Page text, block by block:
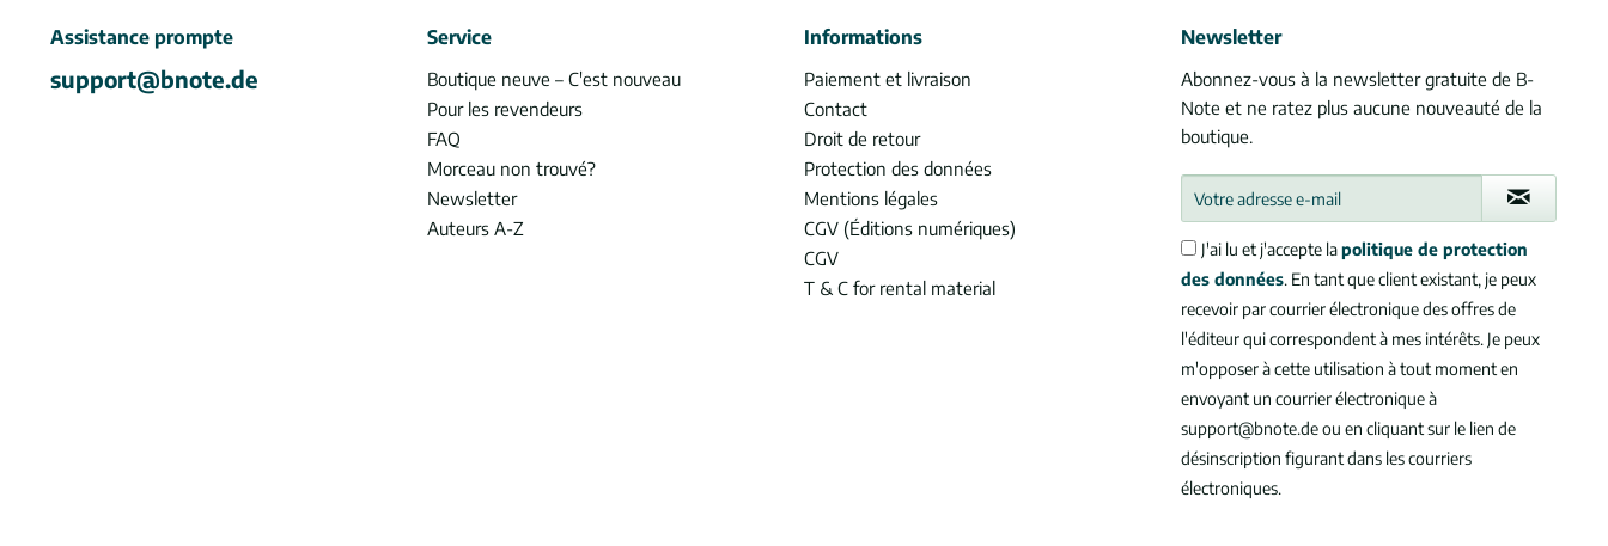
Assistance prompte
support@bnote.de
Service
Boutique neuve – C'est nouveau
Pour les revendeurs
FAQ
Morceau non trouvé?
Newsletter
Auteurs A-Z
Informations
Paiement et livraison
Contact
Droit de retour
Protection des données
Mentions légales
CGV (Éditions numériques)
CGV
T & C for rental material
Newsletter
Abonnez-vous à la newsletter gratuite de B-
Note et ne ratez plus aucune nouveauté de la
boutique.
J'ai lu et j'accepte lapolitique de protection
des données. En tant que client existant, je peux
recevoir par courrier électronique des offres de
l'éditeur qui correspondent à mes intérêts. Je peux
m'opposer à cette utilisation à tout moment en
envoyant un courrier électronique à
support@bnote.de ou en cliquant sur le lien de
désinscription figurant dans les courriers
électroniques.